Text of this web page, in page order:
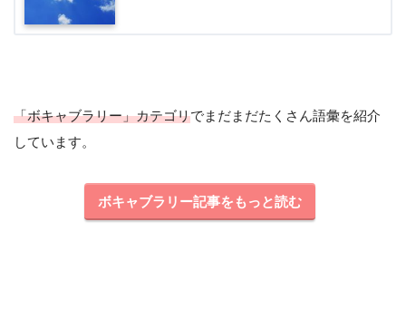
「ボキャブラリー」カテゴリでまだまだたくさん語彙を紹介
しています。
ボキャブラリー記事をもっと読む